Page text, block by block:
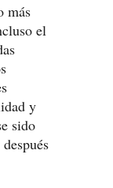
más
el
y
sido